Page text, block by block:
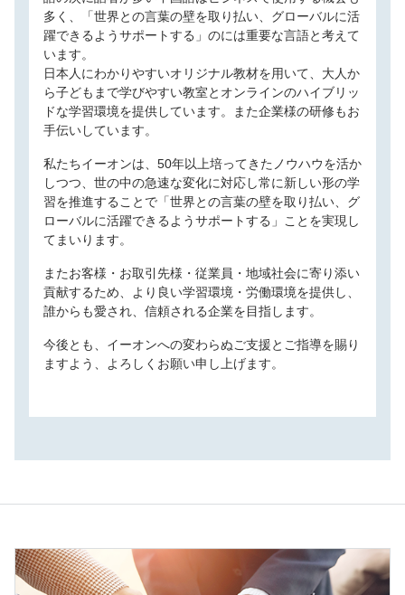
多く、「世界との言葉の壁を取り払い、グローバルに活
躍できるようサポートする」のには重要な言語と考えて
います。
日本人にわかりやすいオリジナル教材を用いて、大人か
ら子どもまで学びやすい教室とオンラインのハイブリッ
ドな学習環境を提供しています。また企業様の研修もお
手伝いしています。
私たちイーオンは、50年以上培ってきたノウハウを活か
しつつ、世の中の急速な変化に対応し常に新しい形の学
習を推進することで「世界との言葉の壁を取り払い、グ
ローバルに活躍できるようサポートする」ことを実現し
てまいります。
またお客様・お取引先様・従業員・地域社会に寄り添い
貢献するため、より良い学習環境・労働環境を提供し、
誰からも愛され、信頼される企業を目指します。
今後とも、イーオンへの変わらぬご支援とご指導を賜り
ますよう、よろしくお願い申し上げます。